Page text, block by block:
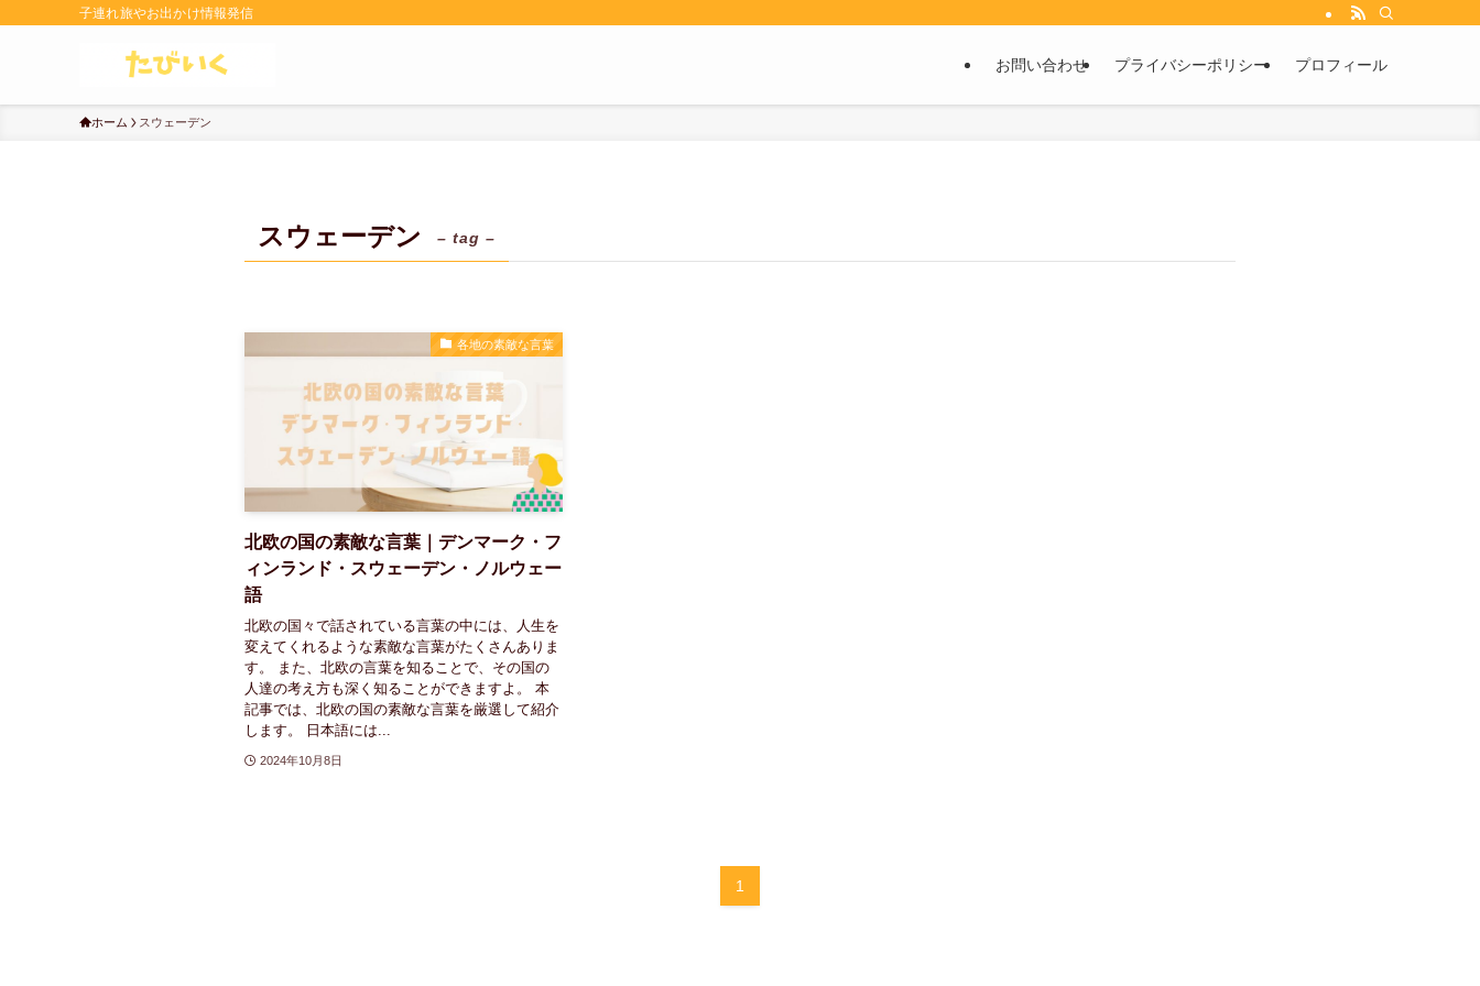
子連れ旅やお出かけ情報発信
お問い合わせ プライバシーポリシー プロフィール
ホーム スウェーデン
スウェーデン – tag –
各地の素敵な言葉
北欧の国の素敵な言葉｜デンマーク・フ
ィンランド・スウェーデン・ノルウェー
語
北欧の国々で話されている言葉の中には、人生を
変えてくれるような素敵な言葉がたくさんありま
す。 また、北欧の言葉を知ることで、その国の
人達の考え方も深く知ることができますよ。 本
記事では、北欧の国の素敵な言葉を厳選して紹介
します。 日本語には...
2024年10月8日
1